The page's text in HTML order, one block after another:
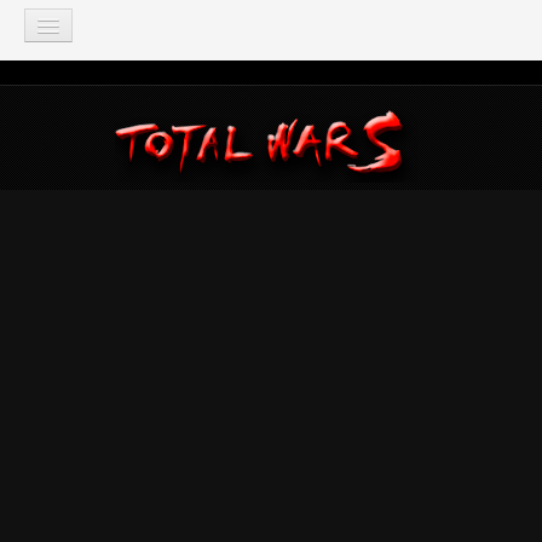
TOTAL WAR
Total War: Three Kingdoms
Total War: Warhammer